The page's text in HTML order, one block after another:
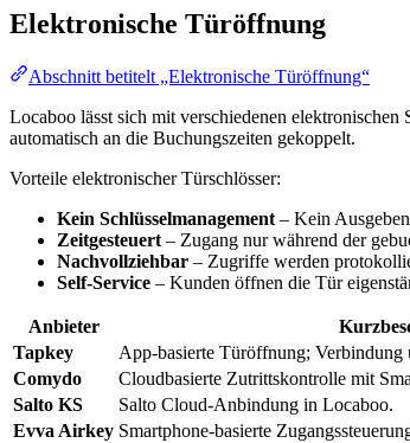
Elektronische Türöffnung
Abschnitt betitelt „Elektronische Türöffnung“
Locaboo lässt sich mit verschiedenen
automatisch an die Buchungszeiten gekoppelt.
Vorteile elektronischer Türschlösser:
Kein Schlüsselmanagement – Kein
Zeitgesteuert – Zugang nur während der
Nachvollziehbar – Zugriffe werden
Self-Service – Kunden öffnen die Tür
Anbieter
Tapkey
App-basierte Türöffnung; Verbindung
Comydo
Cloudbasierte Zutrittskontrolle mit
Salto KS
Salto Cloud-Anbindung in Locaboo.
Evva Airkey Smartphone-basierte